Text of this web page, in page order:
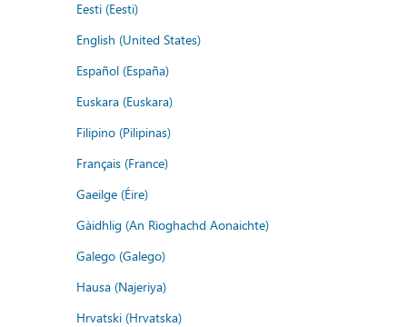
Eesti (Eesti)
English (United States)
Español (España)
Euskara (Euskara)
Filipino (Pilipinas)
Français (France)
Gaeilge (Éire)
Gàidhlig (An Rìoghachd Aonaichte)
Galego (Galego)
Hausa (Najeriya)
Hrvatski (Hrvatska)